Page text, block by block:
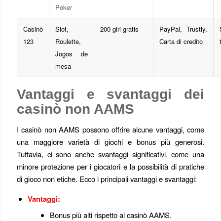
Poker
Casinò
123
Slot,
Roulette,
Jogos de
mesa
200 giri gratis
PayPal, Trustly,
Carta di credito
Vantaggi e svantaggi dei
casinò non AAMS
I casinò non AAMS possono offrire alcune vantaggi, come
una maggiore varietà di giochi e bonus più generosi.
Tuttavia, ci sono anche svantaggi significativi, come una
minore protezione per i giocatori e la possibilità di pratiche
di gioco non etiche. Ecco i principali vantaggi e svantaggi:
Vantaggi:
Bonus più alti rispetto ai casinò AAMS.